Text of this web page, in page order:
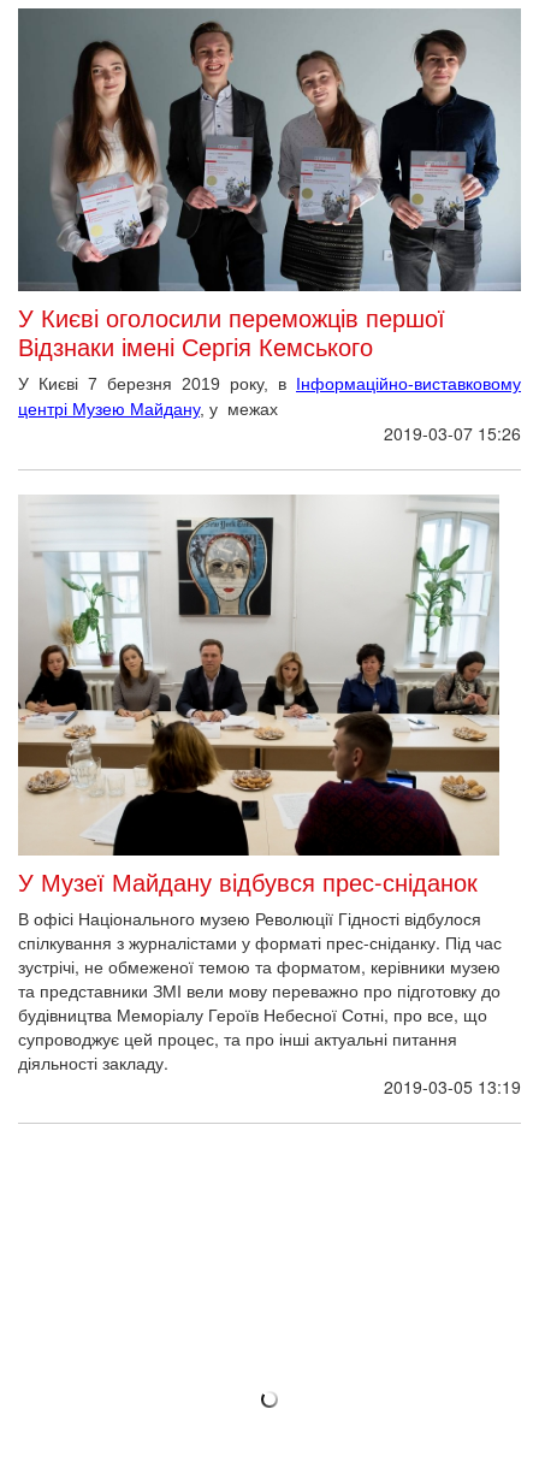
У Києві оголосили переможців першої
Відзнаки імені Сергія Кемського
У Києві 7 березня 2019 року, в Інформаційно-виставковому
центрі Музею Майдану, у межах
2019-03-07 15:26
У Музеї Майдану відбувся прес-сніданок
В офісі Національного музею Революції Гідності відбулося
спілкування з журналістами у форматі прес-сніданку. Під час
зустрічі, не обмеженої темою та форматом, керівники музею
та представники ЗМІ вели мову переважно про підготовку до
будівництва Меморіалу Героїв Небесної Сотні, про все, що
супроводжує цей процес, та про інші актуальні питання
діяльності закладу.
2019-03-05 13:19